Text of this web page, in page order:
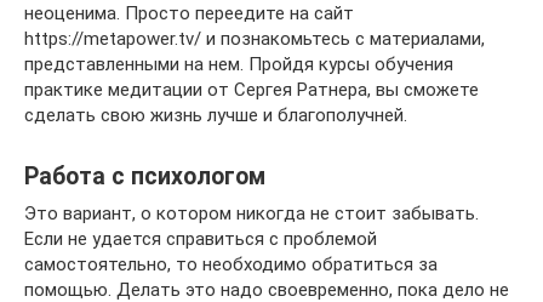
неоценима. Просто переедите на сайт
https://metapower.tv/ и познакомьтесь с материалами,
представленными на нем. Пройдя курсы обучения
практике медитации от Сергея Ратнера, вы сможете
сделать свою жизнь лучше и благополучней.
Работа с психологом
Это вариант, о котором никогда не стоит забывать.
Если не удается справиться с проблемой
самостоятельно, то необходимо обратиться за
помощью. Делать это надо своевременно, пока дело не